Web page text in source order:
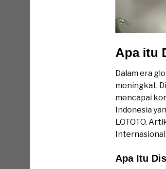
Apa itu
Dalam era
meningkat.
mencapai
Indonesia
LOTOTO.
Internasional.
Apa Itu